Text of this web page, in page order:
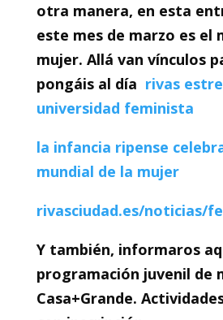
otra manera, en esta
este mes de marzo es el
mujer. Allá van vínculos
pongáis al día rivas
universidad feminista
la infancia ripense
mundial de la mujer
rivasciudad.es/noticias/
Y también, informaros
programación juvenil de
Casa+Grande.